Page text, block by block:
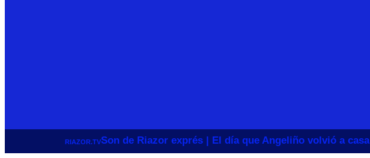
RIAZOR.TVSon de Riazor exprés | El día que Angeliño volvió a casa